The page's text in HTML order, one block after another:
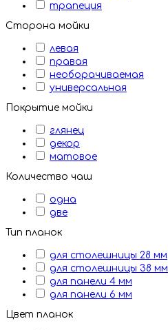
трапеция
Сторона мойки
левая
правая
необорачиваемая
универсальная
Покрытие мойки
глянец
декор
матовое
Количество чаш
одна
две
Тип планок
для столешницы 28 мм
для столешницы 38 мм
для панели 4 мм
для панели 6 мм
Цвет планок